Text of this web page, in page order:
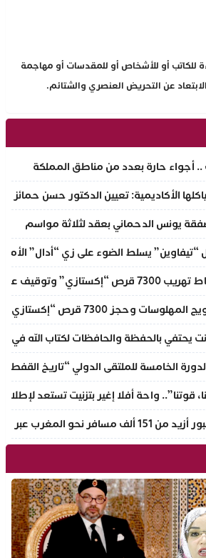
للكاتب أو للأشخاص أو للمقدسات أو مهاجمة
عن التحريض العنصري والشتائم.
الأكاديمية: تعيين الدكتور حسن حمائز
يونس الدحماني بعقد لثلاثة مواسم
عنصرين من ذوي السوابق
قرص “إكستازي” بين يت ملول والدشيرة
يحتفي بالحفظة والحافظات لكتاب الله في
الخامسة للملتقى الدولي “تاريخ
قوتنا”.. واحة أفلا إغير بتزنيت تستعد